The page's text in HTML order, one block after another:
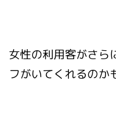
女性の利用客がさら
フがいてくれるのか